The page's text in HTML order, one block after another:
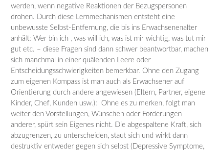
werden, wenn negative Reaktionen der Bezugspersonen
drohen. Durch diese Lernmechanismen entsteht eine
unbewusste Selbst-Entfernung, die bis ins Erwachsenenalter
anhält: Wer bin ich , was will ich, was ist mir wichtig, was tut mir
gut etc. – diese Fragen sind dann schwer beantwortbar, machen
sich manchmal in einer quälenden Leere oder
Entscheidungsschwierigkeiten bemerkbar. Ohne den Zugang
zum eigenen Kompass ist man auch als Erwachsener auf
Orientierung durch andere angewiesen (Eltern, Partner, eigene
Kinder, Chef, Kunden usw.): Ohne es zu merken, folgt man
weiter den Vorstellungen, Wünschen oder Forderungen
anderer, spürt sein Eigenes nicht. Die abgespaltene Kraft, sich
abzugrenzen, zu unterscheiden, staut sich und wirkt dann
destruktiv entweder gegen sich selbst (Depressive Symptome,